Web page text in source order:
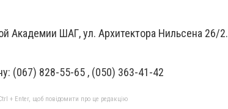
Академии ШАГ, ул. Архитектора Нильсена 26/2.
(067) 828-55-65 , (050) 363-41-42
+ Enter, щоб повідомити про це редакцію